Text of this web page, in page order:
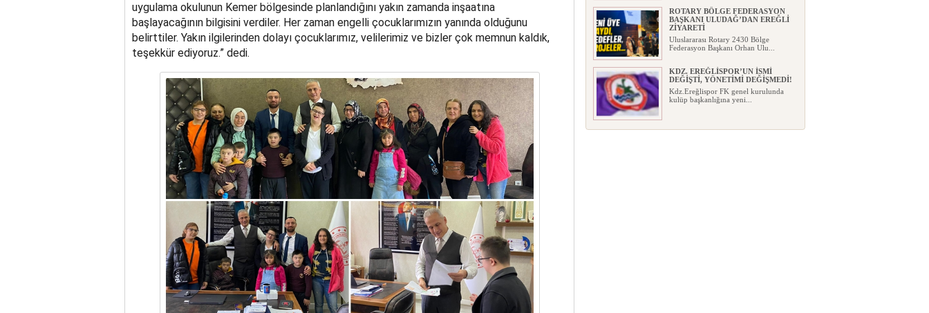
uygulama okulunun Kemer bölgesinde planlandığını yakın zamanda inşaatına
başlayacağının bilgisini verdiler. Her zaman engelli çocuklarımızın yanında olduğunu
belirttiler. Yakın ilgilerinden dolayı çocuklarımız, velilerimiz ve bizler çok memnun kaldık,
teşekkür ediyoruz.” dedi.
ROTARY BÖLGE FEDERASYON
BAŞKANI ULUDAĞ’DAN EREĞLİ
ZİYARETİ
Uluslararası Rotary 2430 Bölge
Federasyon Başkanı Orhan Ulu...
KDZ. EREĞLİSPOR’UN İSMİ
DEĞİŞTİ, YÖNETİMİ DEĞİŞMEDİ!
Kdz.Ereğlispor FK genel kurulunda
kulüp başkanlığına yeni...
“YAŞAM ALANLARINIZA